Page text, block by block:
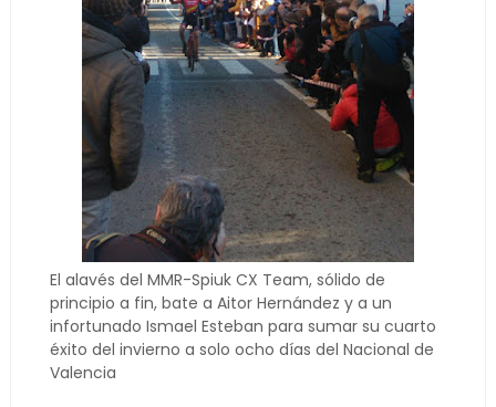
El alavés del MMR-Spiuk CX Team, sólido de
principio a fin, bate a Aitor Hernández y a un
infortunado Ismael Esteban para sumar su cuarto
éxito del invierno a solo ocho días del Nacional de
Valencia